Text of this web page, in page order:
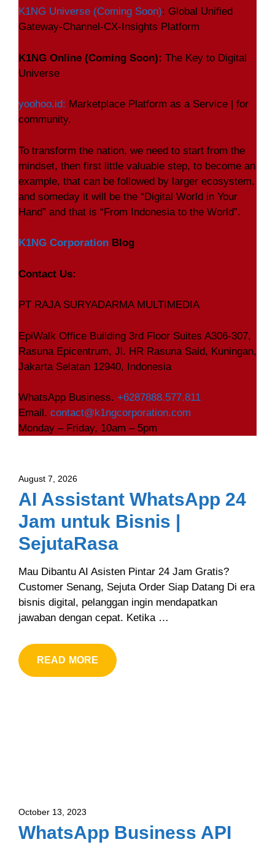
K1NG Universe (Coming Soon): Global Unified
Gateway-Channel-CX-Insights Platform
K1NG Online (Coming Soon): The Key to Digital
Universe
yoohoo.id: Marketplace Platform as a Service | for
community.
To transform the nation, we need to start from the
mindset, then first little valuable step, to become an
example, that can be followed by larger ecosystem,
and someday it will be the “Digital World in Your
Hand” and that is “From Indonesia to the World”.
K1NG Corporation Blog
Contact Us:
PT RAJA SURYADARMA MULTIMEDIA
EpiWalk Office Building 3rd Floor Suites A306-307,
Rasuna Epicentrum, Jl. HR Rasuna Said, Kuningan,
Jakarta Selatan 12940, Indonesia
WhatsApp Business. +6287888.577.811
Email. contact@k1ngcorporation.com
Monday – Friday, 10am – 5pm
August 7, 2026
AI Assistant WhatsApp 24
Jam untuk Bisnis |
SejutaRasa
Mau Dibantu AI Asisten Pintar 24 Jam Gratis?
Customer Senang, Sejuta Order Siap Datang Di era
bisnis digital, pelanggan ingin mendapatkan
jawaban dengan cepat. Ketika …
READ MORE
October 13, 2023
WhatsApp Business API